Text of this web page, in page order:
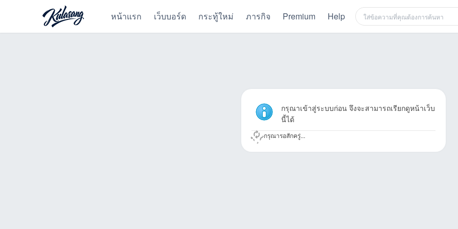
หน้าแรก เว็บบอร์ด กระทู้ใหม่ ภารกิจ Premium Help
กรุณาเข้าสู่ระบบก่อน จึงจะสามารถเรียกดูหน้าเว็บ
นี้ได้
กรุณารอสักครู่...